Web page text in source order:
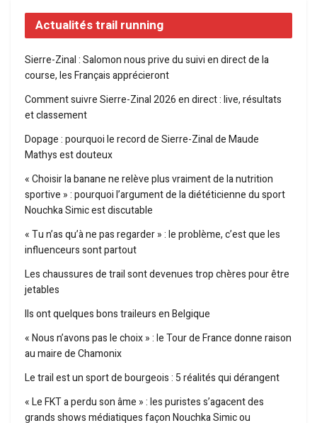
Actualités trail running
Sierre-Zinal : Salomon nous prive du suivi en direct de la
course, les Français apprécieront
Comment suivre Sierre-Zinal 2026 en direct : live, résultats
et classement
Dopage : pourquoi le record de Sierre-Zinal de Maude
Mathys est douteux
« Choisir la banane ne relève plus vraiment de la nutrition
sportive » : pourquoi l’argument de la diététicienne du sport
Nouchka Simic est discutable
« Tu n’as qu’à ne pas regarder » : le problème, c’est que les
influenceurs sont partout
Les chaussures de trail sont devenues trop chères pour être
jetables
Ils ont quelques bons traileurs en Belgique
« Nous n’avons pas le choix » : le Tour de France donne raison
au maire de Chamonix
Le trail est un sport de bourgeois : 5 réalités qui dérangent
« Le FKT a perdu son âme » : les puristes s’agacent des
grands shows médiatiques façon Nouchka Simic ou